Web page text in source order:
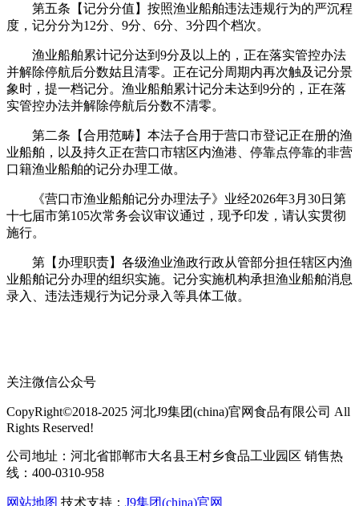
第五条【记分分值】按照渔业船舶违法违规行为的严沉程
度，记分分为12分、9分、6分、3分四个档次。
渔业船舶累计记分达到9分及以上的，正在落实管控办法
并解除停航后分数姑且清零。正在记分周期内再次触及记分景
象时，提一档记分。渔业船舶累计记分未达到9分的，正在落
实管控办法并解除停航后分数不清零。
第二条【合用范畴】本法子合用于营口市登记正在册的渔
业船舶，以及持久正在营口市辖区内渔港、停靠点停靠的非营
口籍渔业船舶的记分办理工做。
《营口市渔业船舶记分办理法子》业经2026年3月30日第
十七届市第105次常务会议审议通过，现予印发，请认实贯彻
施行。
第【办理职责】各级渔业渔政行政从管部分担任辖区内渔
业船舶记分办理的组织实施。记分实施机构承担渔业船舶消息
录入、违法违规行为记分录入等具体工做。
关注微信公众号
CopyRight©2018-2025 河北J9集团(china)官网食品有限公司 All
Rights Reserved!
公司地址：河北省邯郸市大名县王村乡食品工业园区 销售热
线：400-0310-958
网站地图 技术支持： J9集团(china)官网